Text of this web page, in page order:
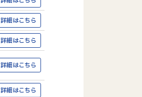
詳細はこちら
詳細はこちら
詳細はこちら
詳細はこちら